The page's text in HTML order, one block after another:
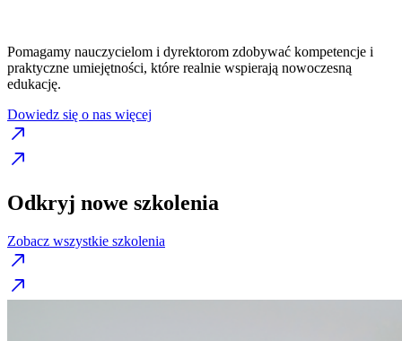
Pomagamy nauczycielom i dyrektorom zdobywać kompetencje i
praktyczne umiejętności, które realnie wspierają nowoczesną
edukację.
Dowiedz się o nas więcej
Odkryj nowe szkolenia
Zobacz wszystkie szkolenia